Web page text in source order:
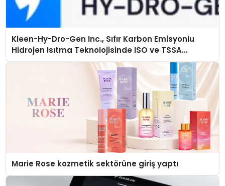
Kleen-Hy-Dro-Gen Inc., Sıfır Karbon Emisyonlu
Hidrojen Isıtma Teknolojisinde ISO ve TSSA
Düzenleyici Onaylarını Aldı
Marie Rose kozmetik sektörüne giriş yaptı